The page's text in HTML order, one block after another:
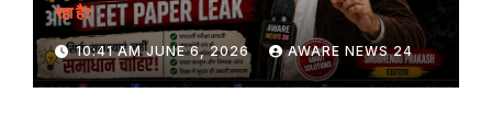
रहा है?
10:41 AM JUNE 6, 2026 AWARE NEWS 24